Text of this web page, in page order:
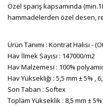
Özel spariş kapsamında
hammadelerden özel desen,
Ürün Tanımı : Kontrat Halısı -
Hav İlmek Sayısı : 147000/m2
Hav Malzemesi : 100%
Hav Yüksekliği : 5,5 mm ± 5% ,
Son Taban : Softex
Toplam Yükseklik : 8,5 mm ± 5%